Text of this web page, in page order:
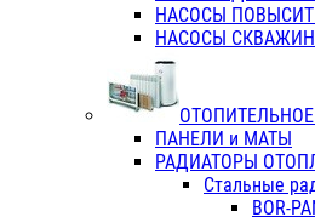
НАСОСЫ
НАСОСЫ
ПАНЕЛИ и МАТЫ
РАДИАТОРЫ
Стальные
BOR-